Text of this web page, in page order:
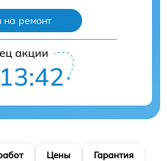
на ремонт
акции
Цены Гарантия